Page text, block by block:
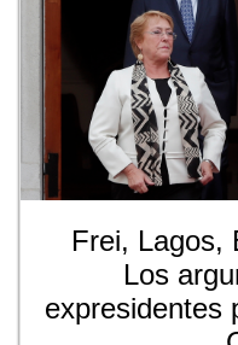
Frei, Lagos,
Los
expresidentes